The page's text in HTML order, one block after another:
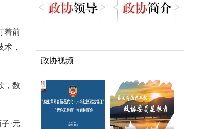
着前
，
，数
·元
政协视频